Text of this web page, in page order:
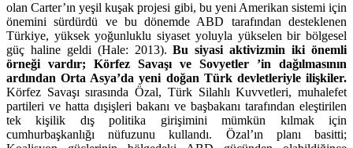
olan Carter’ın yeşil kuşak projesi gibi, bu yeni Amerikan sistemi için
önemini sürdürdü ve bu dönemde ABD tarafından desteklenen
Türkiye, yüksek yoğunluklu siyaset yoluyla yükselen bir bölgesel
güç haline geldi (Hale: 2013).Bu siyasi aktivizmin iki önemli
örneği vardır; Körfez Savaşı ve Sovyetler ’in dağılmasının
ardından Orta Asya’da yeni doğan Türk devletleriyle ilişkiler.
Körfez Savaşı sırasında Özal, Türk Silahlı Kuvvetleri, muhalefet
partileri ve hatta dışişleri bakanı ve başbakanı tarafından eleştirilen
tek kişilik dış politika girişimini mümkün kılmak için
cumhurbaşkanlığı nüfuzunu kullandı. Özal’ın planı basitti;